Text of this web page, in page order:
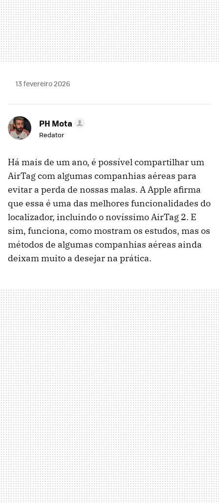
13 fevereiro 2026
PH Mota
Redator
Há mais de um ano, é possível compartilhar um
AirTag com algumas companhias aéreas para
evitar a perda de nossas malas. A Apple afirma
que essa é uma das melhores funcionalidades do
localizador, incluindo o novíssimo AirTag 2. E
sim, funciona, como mostram os estudos, mas os
métodos de algumas companhias aéreas ainda
deixam muito a desejar na prática.